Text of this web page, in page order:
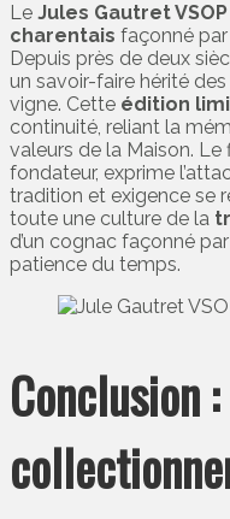
Le Jules Gautret VSOP
charentais façonné
Depuis près de deux
un savoir-faire hérité
vigne. Cette édition
continuité, reliant la
valeurs de la Maison.
fondateur, exprime
tradition et exigence se
toute une culture de la
d’un cognac façonné
patience du temps.
Conclusion